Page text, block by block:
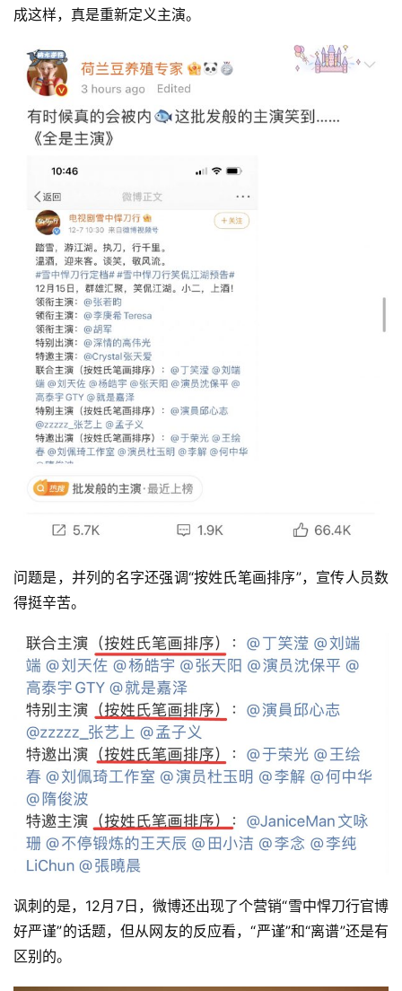
成这样，真是重新定义主演。
问题是，并列的名字还强调“按姓氏笔画排序”，宣传人员数
得挺辛苦。
讽刺的是，12月7日，微博还出现了个营销“雪中悍刀行官博
好严谨”的话题，但从网友的反应看，“严谨”和“离谱”还是有
区别的。